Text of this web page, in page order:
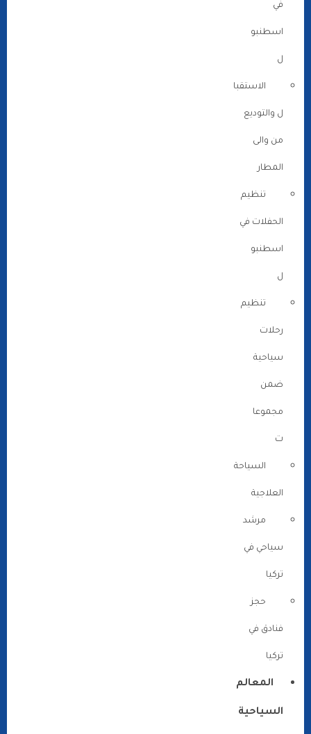
في
اسطنبو
ل
الاستقبا
ل والتوديع
من والى
المطار
تنظيم
الحفلات في
اسطنبو
ل
تنظيم
رحلات
سياحية
ضمن
مجموعا
ت
السياحة
العلاجية
مرشد
سياحي في
تركيا
حجز
فنادق في
تركيا
المعالم
السياحية